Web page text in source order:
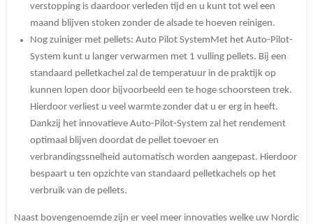
verstopping is daardoor verleden tijd en u kunt tot wel een
maand blijven stoken zonder de alsade te hoeven reinigen.
Nog zuiniger met pellets: Auto Pilot System Met het Auto-Pilot-
System kunt u langer verwarmen met 1 vulling pellets. Bij een
standaard pelletkachel zal de temperatuur in de praktijk op
kunnen lopen door bijvoorbeeld een te hoge schoorsteen trek.
Hierdoor verliest u veel warmte zonder dat u er erg in heeft.
Dankzij het innovatieve Auto-Pilot-System zal het rendement
optimaal blijven doordat de pellet toevoer en
verbrandingssnelheid automatisch worden aangepast. Hierdoor
bespaart u ten opzichte van standaard pelletkachels op het
verbruik van de pellets.
Naast bovengenoemde zijn er veel meer innovaties welke uw Nordic